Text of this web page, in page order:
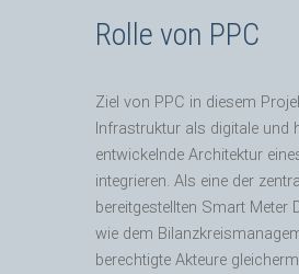
Rolle von PPC
Ziel von PPC in diesem
Infrastruktur als digitale
entwickelnde Architektur
integrieren. Als eine der
bereitgestellten Smart
wie dem
berechtigte Akteure